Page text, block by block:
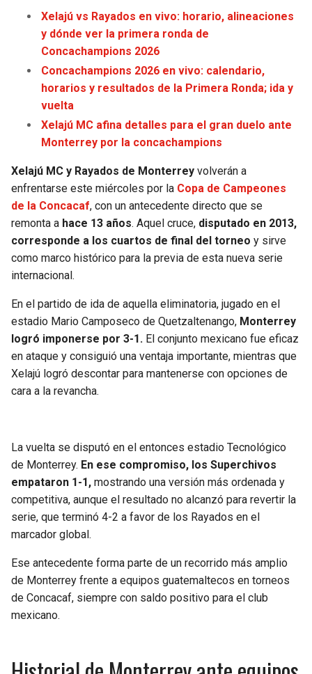
Xelajú vs Rayados en vivo: horario, alineaciones
y dónde ver la primera ronda de
Concachampions 2026
Concachampions 2026 en vivo: calendario,
horarios y resultados de la Primera Ronda; ida y
vuelta
Xelajú MC afina detalles para el gran duelo ante
Monterrey por la concachampions
Xelajú MC y Rayados de Monterrey volverán a
enfrentarse este miércoles por la Copa de Campeones
de la Concacaf, con un antecedente directo que se
remonta a hace 13 años. Aquel cruce, disputado en 2013,
corresponde a los cuartos de final del torneo y sirve
como marco histórico para la previa de esta nueva serie
internacional.
En el partido de ida de aquella eliminatoria, jugado en el
estadio Mario Camposeco de Quetzaltenango, Monterrey
logró imponerse por 3-1. El conjunto mexicano fue eficaz
en ataque y consiguió una ventaja importante, mientras que
Xelajú logró descontar para mantenerse con opciones de
cara a la revancha.
La vuelta se disputó en el entonces estadio Tecnológico
de Monterrey. En ese compromiso, los Superchivos
empataron 1-1, mostrando una versión más ordenada y
competitiva, aunque el resultado no alcanzó para revertir la
serie, que terminó 4-2 a favor de los Rayados en el
marcador global.
Ese antecedente forma parte de un recorrido más amplio
de Monterrey frente a equipos guatemaltecos en torneos
de Concacaf, siempre con saldo positivo para el club
mexicano.